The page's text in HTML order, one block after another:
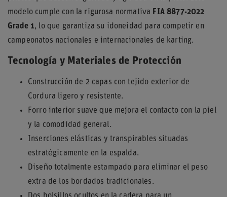
modelo cumple con la rigurosa normativa FIA 8877-2022
Grade 1, lo que garantiza su idoneidad para competir en
campeonatos nacionales e internacionales de karting.
Tecnología y Materiales de Protección
Construcción de 2 capas con tejido exterior de
Cordura ligero y resistente.
Forro interior suave que mejora el contacto con la piel
y la comodidad general.
Inserciones elásticas y transpirables situadas
estratégicamente en la espalda.
Diseño totalmente estampado para eliminar el peso
extra de los bordados tradicionales.